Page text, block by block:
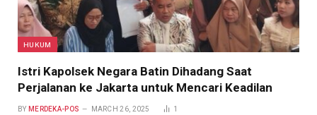
HUKUM
Istri Kapolsek Negara Batin Dihadang Saat
Perjalanan ke Jakarta untuk Mencari Keadilan
BY MERDEKA-POS MARCH 26, 2025 1